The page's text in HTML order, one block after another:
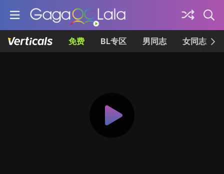
免费 BL专区 男同志 女同志